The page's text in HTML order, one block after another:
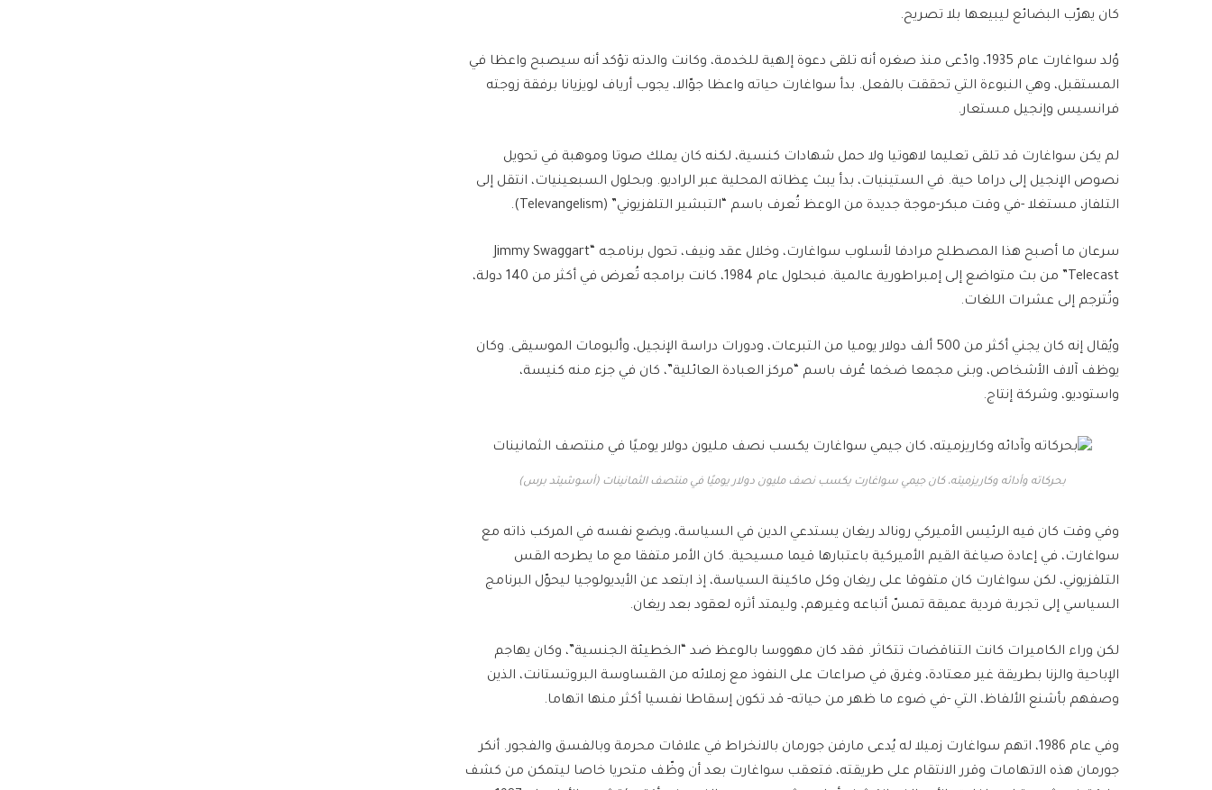
كان يهرّب البضائع ليبيعها بلا تصريح.
وُلد سواغارت عام 1935، وادّعى منذ صغره أنه تلقى دعوة إلهية للخدمة، وكانت والدته تؤكد أنه سيصبح واعظا في
المستقبل، وهي النبوءة التي تحققت بالفعل. بدأ سواغارت حياته واعظا جوّالا، يجوب أرياف لويزيانا برفقة زوجته
فرانسيس وإنجيل مستعار.
لم يكن سواغارت قد تلقى تعليما لاهوتيا ولا حمل شهادات كنسية، لكنه كان يملك صوتا وموهبة في تحويل
نصوص الإنجيل إلى دراما حية. في الستينيات، بدأ يبث عِظاته المحلية عبر الراديو. وبحلول السبعينيات، انتقل إلى
التلفاز، مستغلا -في وقت مبكر-موجة جديدة من الوعظ تُعرف باسم “التبشير التلفزيوني” (Televangelism).
سرعان ما أصبح هذا المصطلح مرادفا لأسلوب سواغارت، وخلال عقد ونيف، تحول برنامجه “Jimmy Swaggart
Telecast” من بث متواضع إلى إمبراطورية عالمية. فبحلول عام 1984، كانت برامجه تُعرض في أكثر من 140 دولة،
وتُترجم إلى عشرات اللغات.
ويُقال إنه كان يجني أكثر من 500 ألف دولار يوميا من التبرعات، ودورات دراسة الإنجيل، وألبومات الموسيقى. وكان
يوظف آلاف الأشخاص، وبنى مجمعا ضخما عُرف باسم “مركز العبادة العائلية”، كان في جزء منه كنيسة،
واستوديو، وشركة إنتاج.
بحركاته وأدائه وكاريزميته، كان جيمي سواغارت يكسب نصف مليون دولار يوميًا في منتصف الثمانينات (أسوشيتد برس)
وفي وقت كان فيه الرئيس الأميركي رونالد ريغان يستدعي الدين في السياسة، ويضع نفسه في المركب ذاته مع
سواغارت، في إعادة صياغة القيم الأميركية باعتبارها قيما مسيحية. كان الأمر متفقا مع ما يطرحه القس
التلفزيوني، لكن سواغارت كان متفوقا على ريغان وكل ماكينة السياسة، إذ ابتعد عن الأيديولوجيا ليحوّل البرنامج
السياسي إلى تجربة فردية عميقة تمسّ أتباعه وغيرهم، وليمتد أثره لعقود بعد ريغان.
لكن وراء الكاميرات كانت التناقضات تتكاثر. فقد كان مهووسا بالوعظ ضد “الخطيئة الجنسية”، وكان يهاجم
الإباحية والزنا بطريقة غير معتادة، وغرق في صراعات على النفوذ مع زملائه من القساوسة البروتستانت، الذين
وصفهم بأشنع الألفاظ، التي -في ضوء ما ظهر من حياته- قد تكون إسقاطا نفسيا أكثر منها اتهاما.
وفي عام 1986، اتهم سواغارت زميلا له يُدعى مارفن جورمان بالانخراط في علاقات محرمة وبالفسق والفجور. أنكر
جورمان هذه الاتهامات وقرر الانتقام على طريقته، فتعقب سواغارت بعد أن وظّف متحريا خاصا ليتمكن من كشف